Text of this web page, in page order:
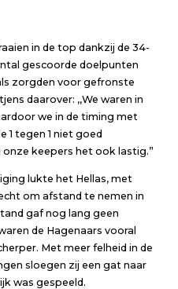
in de top dankzij de 34-
gescoorde doelpunten
zorgden voor gefronste
daarover: ,,We waren in
we in de timing met
1 tegen 1 niet goed
keepers het ook lastig.”
lukte het Hellas, met
om afstand te nemen in
gaf nog lang geen
de Hagenaars vooral
Met meer felheid in de
sloegen zij een gat naar
was gespeeld.